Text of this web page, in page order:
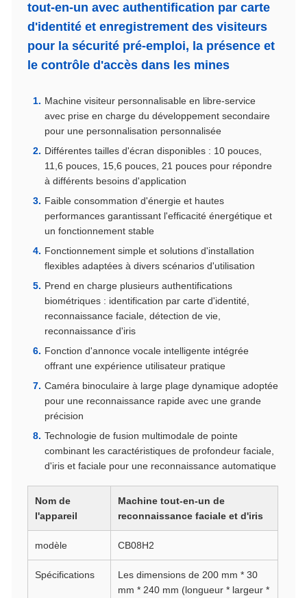
tout-en-un avec authentification par carte
d'identité et enregistrement des visiteurs
pour la sécurité pré-emploi, la présence et
le contrôle d'accès dans les mines
Machine visiteur personnalisable en libre-service
avec prise en charge du développement secondaire
pour une personnalisation personnalisée
Différentes tailles d'écran disponibles : 10 pouces,
11,6 pouces, 15,6 pouces, 21 pouces pour répondre
à différents besoins d'application
Faible consommation d'énergie et hautes
performances garantissant l'efficacité énergétique et
un fonctionnement stable
Fonctionnement simple et solutions d'installation
flexibles adaptées à divers scénarios d'utilisation
Prend en charge plusieurs authentifications
biométriques : identification par carte d'identité,
reconnaissance faciale, détection de vie,
reconnaissance d'iris
Fonction d'annonce vocale intelligente intégrée
offrant une expérience utilisateur pratique
Caméra binoculaire à large plage dynamique adoptée
pour une reconnaissance rapide avec une grande
précision
Technologie de fusion multimodale de pointe
combinant les caractéristiques de profondeur faciale,
d'iris et faciale pour une reconnaissance automatique
Nom de
l'appareil
Machine tout-en-un de
reconnaissance faciale et d'iris
modèle CB08H2
Spécifications
Les dimensions de 200 mm * 30
mm * 240 mm (longueur * largeur *